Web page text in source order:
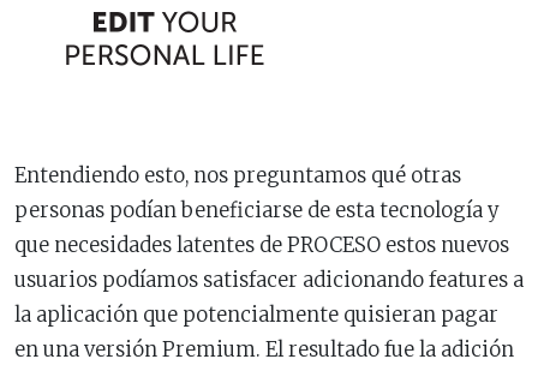
Entendiendo esto, nos preguntamos qué otras
personas podían beneficiarse de esta tecnología y
que necesidades latentes de PROCESO estos nuevos
usuarios podíamos satisfacer adicionando features a
la aplicación que potencialmente quisieran pagar
en una versión Premium. El resultado fue la adición